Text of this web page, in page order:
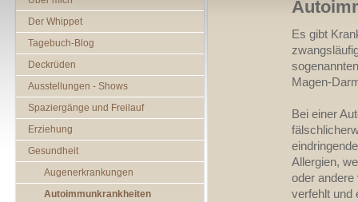
Der Whippet
Tagebuch-Blog
Deckrüden
Ausstellungen - Shows
Spaziergänge und Freilauf
Erziehung
Gesundheit
Augenerkrankungen
Autoimmunkrankheiten
Es gibt
Magen-
Bei einer
Allergien,
oder
verfehlt und